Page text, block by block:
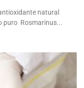
natural
puro Rosmarinus...